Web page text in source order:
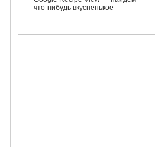
что-нибудь вкусненькое